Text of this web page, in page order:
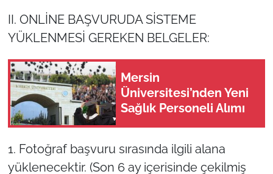
II. ONLİNE BAŞVURUDA SİSTEME
YÜKLENMESİ GEREKEN BELGELER:
Mersin
Üniversitesi’nden Yeni
Sağlık Personeli Alımı
1. Fotoğraf başvuru sırasında ilgili alana
yüklenecektir. (Son 6 ay içerisinde çekilmiş